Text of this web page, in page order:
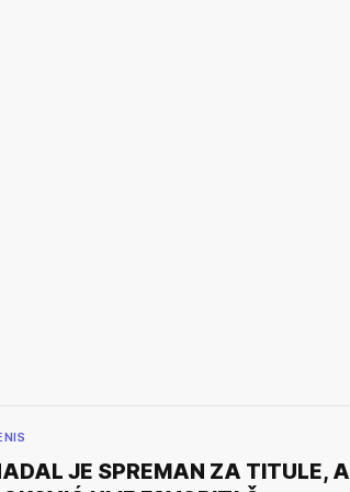
JE SPREMAN ZA TITULE, A